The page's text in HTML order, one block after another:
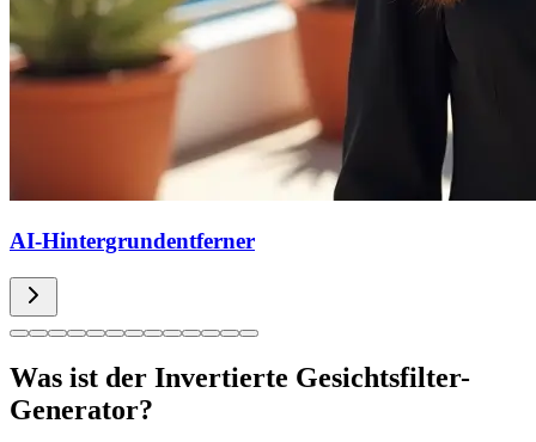
AI-Hintergrundentferner
Was ist der Invertierte Gesichtsfilter-
Generator?